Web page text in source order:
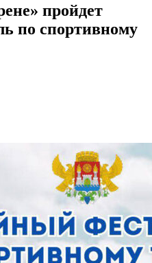
пройдет
по спортивному